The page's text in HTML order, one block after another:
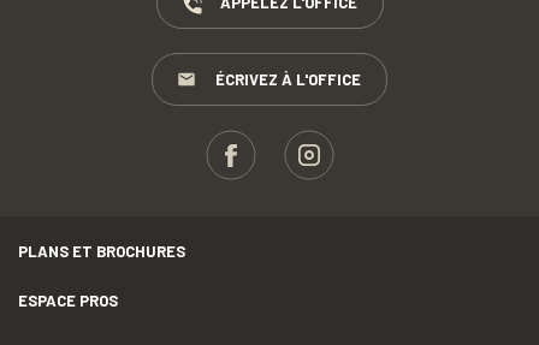
ÉCRIVEZ À L'OFFICE
PLANS ET BROCHURES
ESPACE PROS